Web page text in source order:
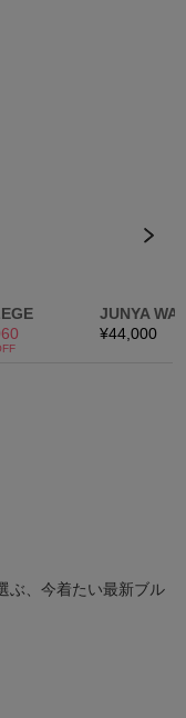
ぶ、今着たい最新ブル